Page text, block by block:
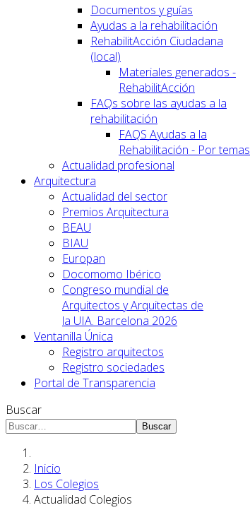
Documentos y guías
Ayudas a la rehabilitación
RehabilitAcción Ciudadana
(local)
Materiales generados -
RehabilitAcción
FAQs sobre las ayudas a la
rehabilitación
FAQS Ayudas a la
Rehabilitación - Por temas
Actualidad profesional
Arquitectura
Actualidad del sector
Premios Arquitectura
BEAU
BIAU
Europan
Docomomo Ibérico
Congreso mundial de
Arquitectos y Arquitectas de
la UIA. Barcelona 2026
Ventanilla Única
Registro arquitectos
Registro sociedades
Portal de Transparencia
Buscar
Buscar
Inicio
Los Colegios
Actualidad Colegios